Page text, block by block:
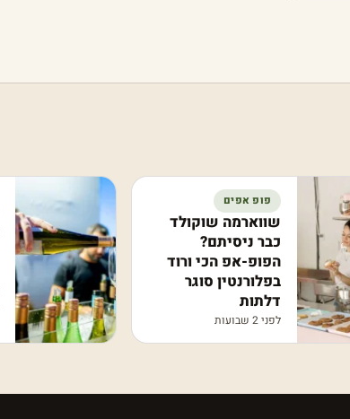
פופ אפים
שווארמה שוקולד
כבר ניסיתם?
הפופ-אפ הכי ורוד
בפלורנטין סוגר
דלתות
לפני 2 שבועות